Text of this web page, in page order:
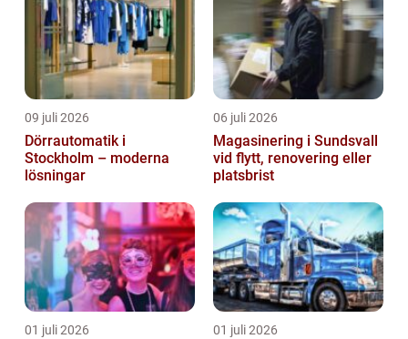
09 juli 2026
Dörrautomatik i
Stockholm – moderna
lösningar
06 juli 2026
Magasinering i Sundsvall
vid flytt, renovering eller
platsbrist
01 juli 2026 01 juli 2026